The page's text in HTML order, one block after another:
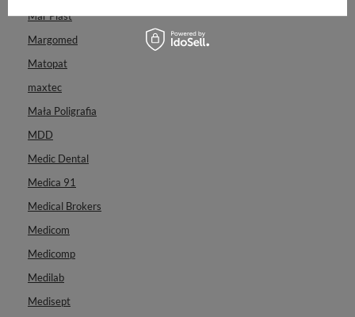
Mar Plast
Margomed
Matopat
maxtec
Mała Poligrafia
MDD
Medic Dental
Medica 91
Medical Brokers
Medicom
Medicomp
Medilab
Medisept